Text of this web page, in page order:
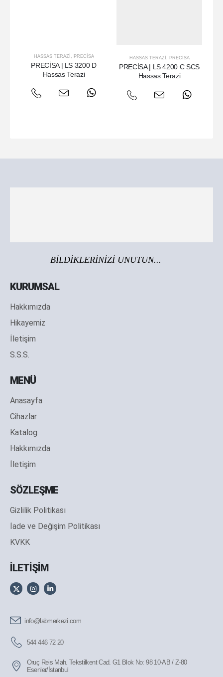
HASSAS TERAZI PRECISA
PRECİSA | LS 3200 D
Hassas Terazi
HASSAS TERAZI , PRECISA
PRECİSA | LS 4200 C SCS
Hassas Terazi
BİLDİKLERİNİZİ UNUTUN...
KURUMSAL
Hakkımızda
Hikayemiz
İletişim
S.S.S.
MENÜ
Anasayfa
Cihazlar
Katalog
Hakkımızda
İletişim
SÖZLEŞME
Gizlilik Politikası
İade ve Değişim Politikası
KVKK
İLETİŞİM
info@labmerkezi.com
544 446 72 20
Oruç Reis Mah. Tekstilkent Cad. G1 Blok No: 98 10-AB / Z-80
Esenler/İstanbul